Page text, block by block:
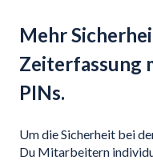
Mehr
Zeiterfassung
PINs.
Um die Sicherheit bei
Du Mitarbeitern